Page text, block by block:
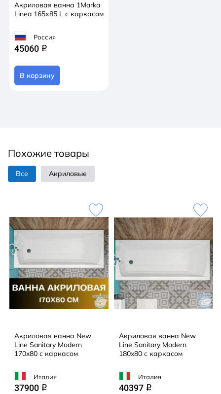
Акриловая ванна 1Marka
Linea 165х85 L с каркасом
Россия
45060 q
В корзину
Похожие товары
Все Акриловые
Акриловая ванна New
Line Sanitary Modern
170x80 с каркасом
Италия
37900 q
Акриловая ванна New
Line Sanitary Modern
180x80 с каркасом
Италия
40397 q